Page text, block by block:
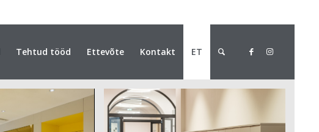
Tehtud tööd Ettevõte Kontakt ET